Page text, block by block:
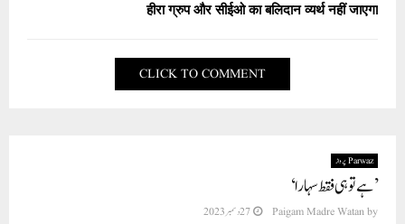
हीरा ग्रुप और सीईओ का बलिदान व्यर्थ नहीं जाएगा
CLICK TO COMMENT
Parwaz پرواز
’ہے تو ہی فقط سہارا‘
by
Paigam Madre Watan 27 دسمبر 2023